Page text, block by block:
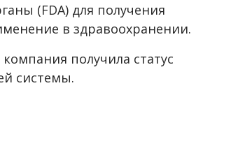
(FDA) для получения
в здравоохранении.
получила статус
системы.